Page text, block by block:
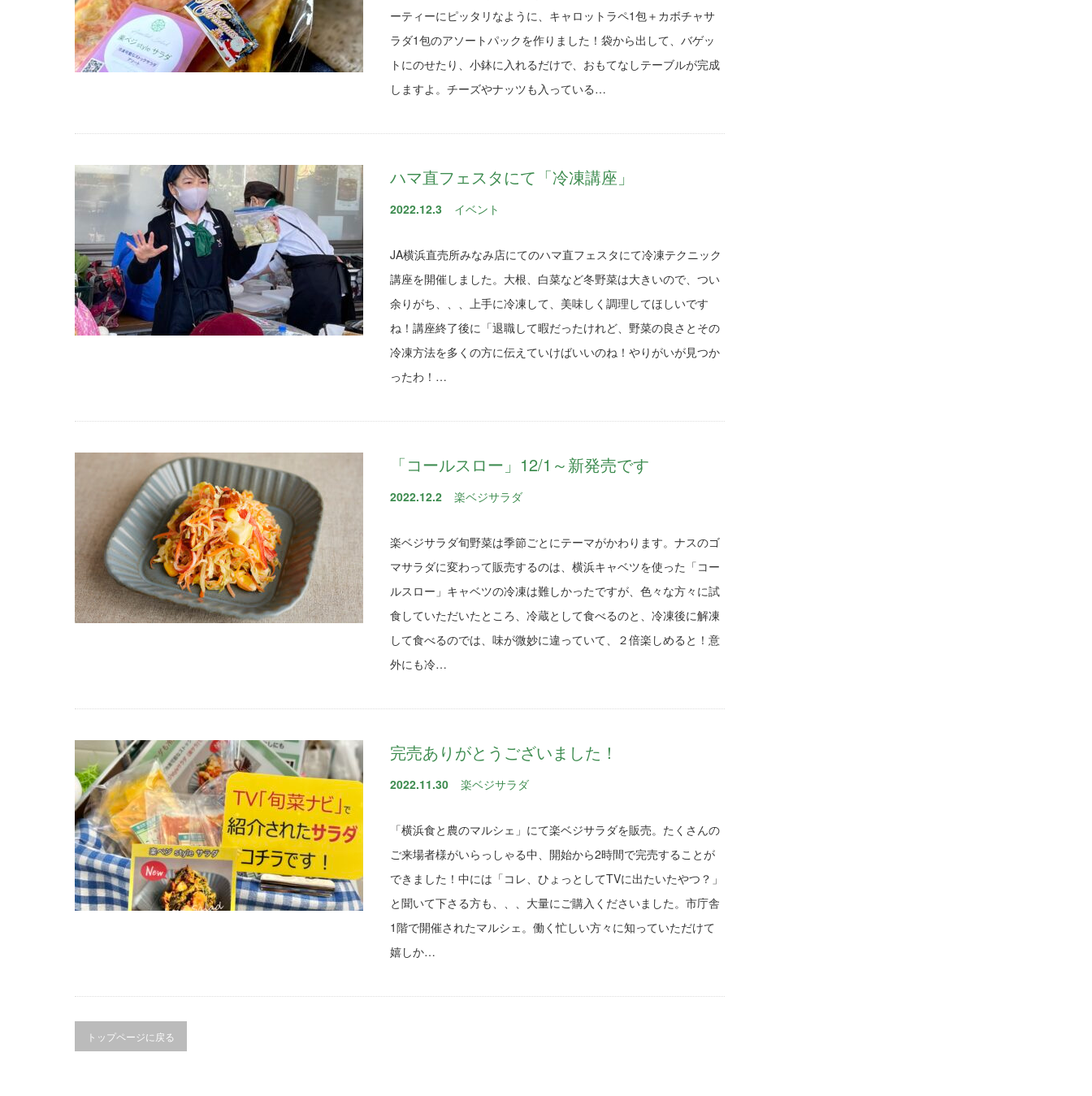
ーティーにピッタリなように、キャロットラペ1包＋カボチャサ
ラダ1包のアソートパックを作りました！袋から出して、バゲッ
トにのせたり、小鉢に入れるだけで、おもてなしテーブルが完成
しますよ。チーズやナッツも入っている…
ハマ直フェスタにて「冷凍講座」
2022.12.3 イベント
JA横浜直売所みなみ店にてのハマ直フェスタにて冷凍テクニック
講座を開催しました。大根、白菜など冬野菜は大きいので、つい
余りがち、、、上手に冷凍して、美味しく調理してほしいです
ね！講座終了後に「退職して暇だったけれど、野菜の良さとその
冷凍方法を多くの方に伝えていけばいいのね！やりがいが見つか
ったわ！…
「コールスロー」12/1～新発売です
2022.12.2 楽ベジサラダ
楽ベジサラダ旬野菜は季節ごとにテーマがかわります。ナスのゴ
マサラダに変わって販売するのは、横浜キャベツを使った「コー
ルスロー」キャベツの冷凍は難しかったですが、色々な方々に試
食していただいたところ、冷蔵として食べるのと、冷凍後に解凍
して食べるのでは、味が微妙に違っていて、２倍楽しめると！意
外にも冷…
完売ありがとうございました！
2022.11.30 楽ベジサラダ
「横浜食と農のマルシェ」にて楽ベジサラダを販売。たくさんの
ご来場者様がいらっしゃる中、開始から2時間で完売することが
できました！中には「コレ、ひょっとしてTVに出たいたやつ？」
と聞いて下さる方も、、、大量にご購入くださいました。市庁舎
1階で開催されたマルシェ。働く忙しい方々に知っていただけて
嬉しか…
トップページに戻る